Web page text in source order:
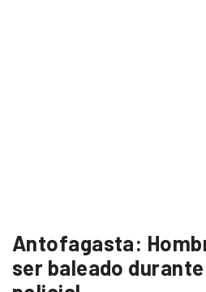
Antofagasta:
ser baleado